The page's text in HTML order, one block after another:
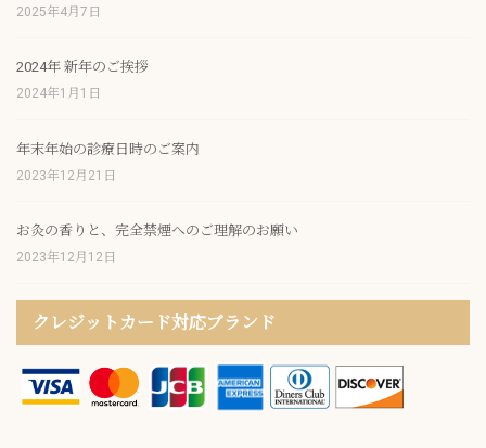
2025年4月7日
2024年 新年のご挨拶
2024年1月1日
年末年始の診療日時のご案内
2023年12月21日
お灸の香りと、完全禁煙へのご理解のお願い
2023年12月12日
クレジットカード対応ブランド